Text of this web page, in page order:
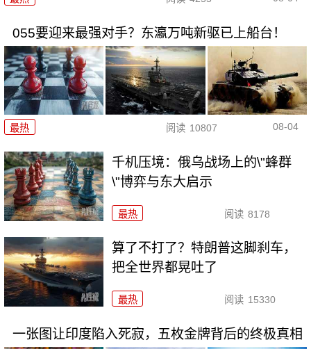
055要迎来最强对手？东瀛万吨新驱已上船台！
最热 阅读 10807 08-04
千机压境：俄乌战场上的\"蜂群
\"博弈与东大启示
最热 阅读 8178
算了不打了？特朗普这脚刹车，
把全世界都晃吐了
最热 阅读 15330
一张图让印度陷入死寂，五枚金牌背后的终极真相